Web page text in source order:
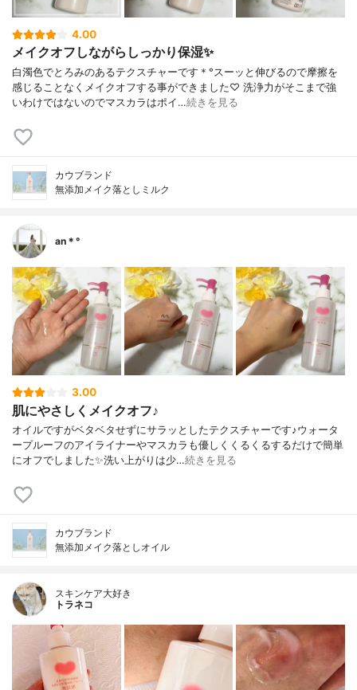
4.00
メイクオフしながらしっかり保湿✨
白濁色でとろみのあるテクスチャーです＊°スーッと伸びるので摩擦を
感じることなくメイクオフする事ができました♡ 洗浄力がそこまで強
いわけではないのでマスカラはポイ…続きを見る
カウブランド
無添加メイク落としミルク
an＊°
3.00
肌にやさしくメイクオフ♪
オイルですがベタベタせずにサラッとしたテクスチャーです♪ウォータ
ープルーフのアイライナーやマスカラも優しくくるくるするだけで簡単
にオフでしました✨洗い上がりは少…続きを見る
カウブランド
無添加メイク落としオイル
スキンケア大好き
トラネコ